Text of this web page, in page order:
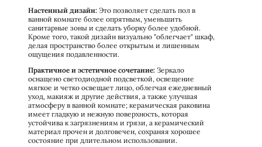
Настенный дизайн: Это позволяет сделать пол в
ванной комнате более опрятным, уменьшить
санитарные зоны и сделать уборку более удобной.
Кроме того, такой дизайн визуально "облегчает" шкаф,
делая пространство более открытым и лишенным
ощущения подавленности.
Практичное и эстетичное сочетание: Зеркало
оснащено светодиодной подсветкой, освещение
мягкое и четко освещает лицо, облегчая ежедневный
уход, макияж и другие действия, а также улучшая
атмосферу в ванной комнате; керамическая раковина
имеет гладкую и нежную поверхность, которая
устойчива к загрязнениям и грязи, а керамический
материал прочен и долговечен, сохраняя хорошее
состояние при длительном использовании.